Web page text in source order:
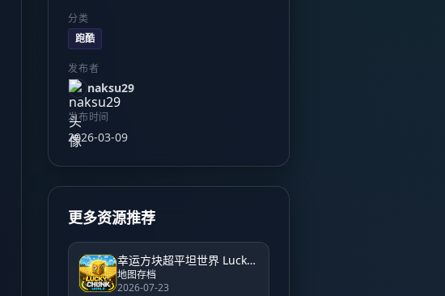
分类
跑酷
发布者
naksu29
发布时间
2026-03-09
更多资源推荐
幸运方块超平坦世界 Lucky Block Super Flat World
地图存档
2026-07-23